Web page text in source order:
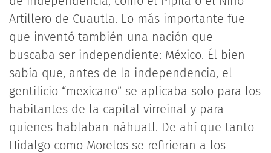
Artillero de Cuautla. Lo más importante fue
que inventó también una nación que
buscaba ser independiente: México. Él bien
sabía que, antes de la independencia, el
gentilicio “mexicano” se aplicaba solo para los
habitantes de la capital virreinal y para
quienes hablaban náhuatl. De ahí que tanto
Hidalgo como Morelos se refirieran a los